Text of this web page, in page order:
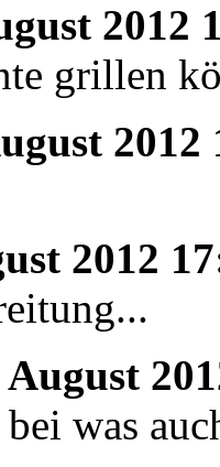
2012
grillen
2012
2012
was